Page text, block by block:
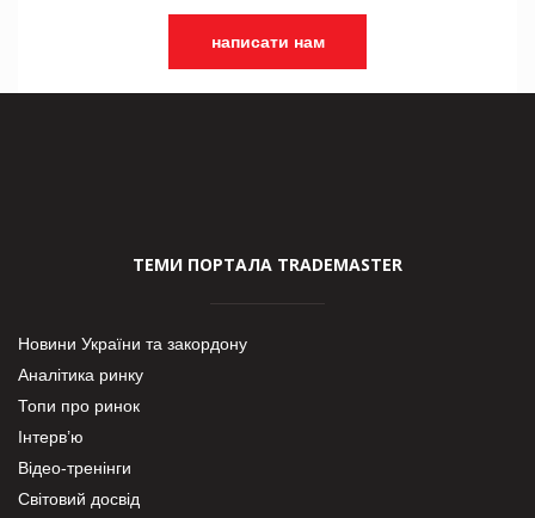
написати нам
ТЕМИ ПОРТАЛА TRADEMASTER
Новини України та закордону
Аналітика ринку
Топи про ринок
Інтерв’ю
Відео-тренінги
Світовий досвід